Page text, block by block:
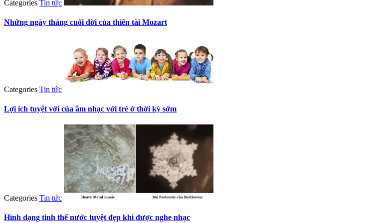
Categories Tin tức
Những ngày tháng cuối đời của thiên tài Mozart
Categories Tin tức
Lợi ích tuyệt vời của âm nhạc với trẻ ở thời kỳ sớm
Categories Tin tức
Hình dạng tinh thể nước tuyệt đẹp khi được nghe nhạc